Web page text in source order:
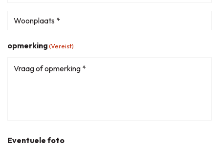
Woonplaats
(Vereist)
opmerking(Vereist)
Eventuele foto